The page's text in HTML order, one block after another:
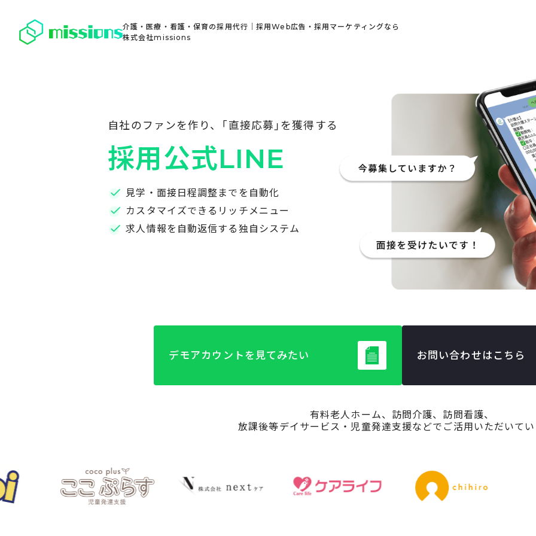
介護・医療・看護・保育の採用代行｜採用Web広告・採用マーケティングなら
株式会社missions
自社のファンを作り、「直接応募」を獲得する
採用公式LINE
見学・面接日程調整までを自動化
カスタマイズできるリッチメニュー
求人情報を自動返信する独自システム
デモアカウントを見てみたい お問い合わせはこちら
有料老人ホーム、訪問介護、訪問看護、
放課後等デイサービス・児童発達支援などでご活用いただいて